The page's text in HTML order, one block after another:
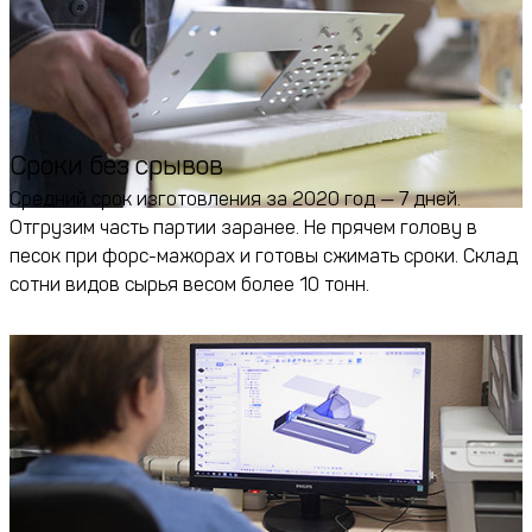
Сроки без срывов
Средний срок изготовления за 2020 год — 7 дней.
Отгрузим часть партии заранее. Не прячем голову в
песок при форс-мажорах и готовы сжимать сроки. Склад
сотни видов сырья весом более 10 тонн.